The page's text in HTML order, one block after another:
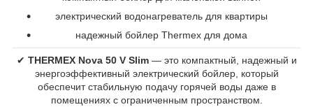
электрический водонагреватель для квартиры
надежный бойлер Thermex для дома
✔ THERMEX Nova 50 V Slim— это компактный, надежный и
энергоэффективный электрический бойлер, который
обеспечит стабильную подачу горячей воды даже в
помещениях с ограниченным пространством.